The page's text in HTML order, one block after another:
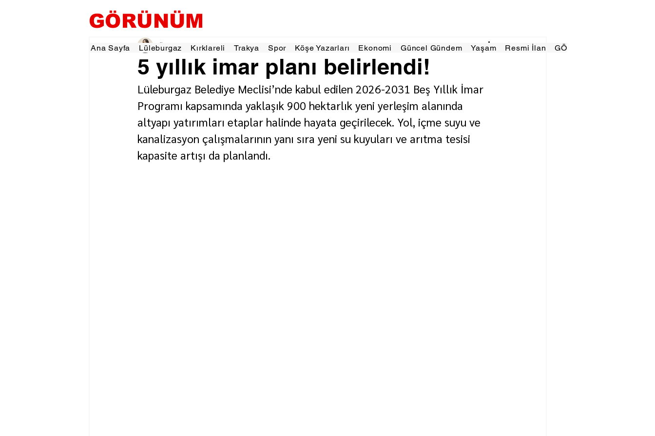
GÖRÜNÜM
Ana Sayfa Lüleburgaz Kırklareli Trakya Spor Köşe Yazarları Ekonomi Güncel Gündem Yaşam Resmi İlan GÖRÜNÜMTV
5 yıllık imar planı belirlendi!
Özlem KARAKOYUN 3 Haz3 dakikada okunur
Lüleburgaz Belediye Meclisi’nde kabul edilen 2026-2031 Beş Yıllık İmar
Programı kapsamında yaklaşık 900 hektarlık yeni yerleşim alanında
altyapı yatırımları etaplar halinde hayata geçirilecek. Yol, içme suyu ve
kanalizasyon çalışmalarının yanı sıra yeni su kuyuları ve arıtma tesisi
kapasite artışı da planlandı.